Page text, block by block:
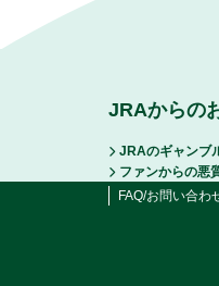
JRAからの
JRAのギャンブ
ファンからの悪
FAQ/お問い合わ